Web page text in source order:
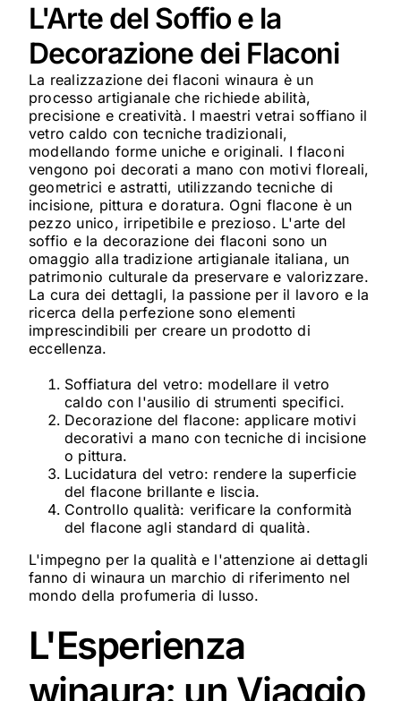
L'Arte del Soffio e la
Decorazione dei Flaconi
La realizzazione dei flaconi winaura è un
processo artigianale che richiede abilità,
precisione e creatività. I maestri vetrai soffiano il
vetro caldo con tecniche tradizionali,
modellando forme uniche e originali. I flaconi
vengono poi decorati a mano con motivi floreali,
geometrici e astratti, utilizzando tecniche di
incisione, pittura e doratura. Ogni flacone è un
pezzo unico, irripetibile e prezioso. L'arte del
soffio e la decorazione dei flaconi sono un
omaggio alla tradizione artigianale italiana, un
patrimonio culturale da preservare e valorizzare.
La cura dei dettagli, la passione per il lavoro e la
ricerca della perfezione sono elementi
imprescindibili per creare un prodotto di
eccellenza.
Soffiatura del vetro: modellare il vetro
caldo con l'ausilio di strumenti specifici.
Decorazione del flacone: applicare motivi
decorativi a mano con tecniche di incisione
o pittura.
Lucidatura del vetro: rendere la superficie
del flacone brillante e liscia.
Controllo qualità: verificare la conformità
del flacone agli standard di qualità.
L'impegno per la qualità e l'attenzione ai dettagli
fanno di winaura un marchio di riferimento nel
mondo della profumeria di lusso.
L'Esperienza
winaura: un Viaggio